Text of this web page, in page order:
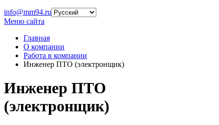
info@mm94.ru
Меню сайта
Главная
О компании
Работа в компании
Инженер ПТО (электронщик)
Инженер ПТО
(электронщик)